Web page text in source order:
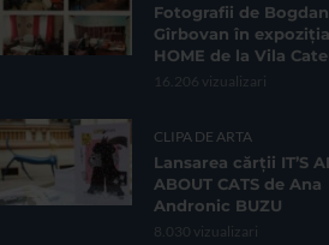
Fotografii de Bogdan
Gîrbovan în expoziția
HOME de la Vila
16.206 vizualizari
CLIPA DE ARTA
Lansarea cărții IT’S
ABOUT CATS de Ana
Andronic BUZU
8.030 vizualizari